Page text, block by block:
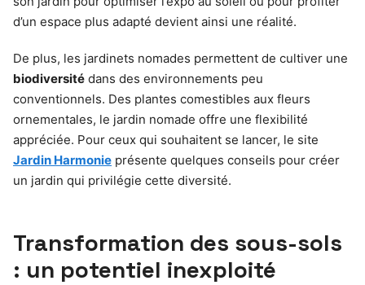
d’un espace plus adapté devient ainsi une réalité.
De plus, les jardinets nomades permettent de cultiver une
biodiversité dans des environnements peu
conventionnels. Des plantes comestibles aux fleurs
ornementales, le jardin nomade offre une flexibilité
appréciée. Pour ceux qui souhaitent se lancer, le site
Jardin Harmonie présente quelques conseils pour créer
un jardin qui privilégie cette diversité.
Transformation des sous-sols
: un potentiel inexploité